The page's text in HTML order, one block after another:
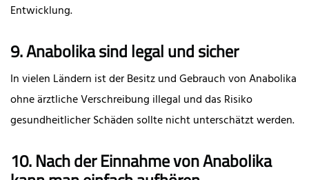
Entwicklung.
9. Anabolika sind legal und sicher
In vielen Ländern ist der Besitz und Gebrauch von Anabolika
ohne ärztliche Verschreibung illegal und das Risiko
gesundheitlicher Schäden sollte nicht unterschätzt werden.
10. Nach der Einnahme von Anabolika